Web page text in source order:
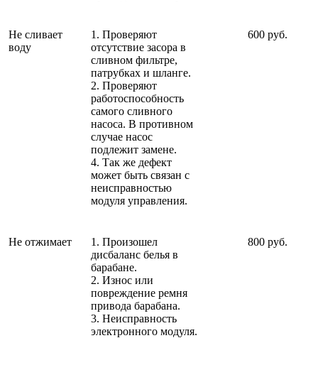
Не сливает
воду
1. Проверяют
отсутствие засора в
сливном фильтре,
патрубках и шланге.
2. Проверяют
работоспособность
самого сливного
насоса. В противном
случае насос
подлежит замене.
4. Так же дефект
может быть связан с
неисправностью
модуля управления.
600 руб.
Не отжимает
1. Произошел
дисбаланс белья в
барабане.
2. Износ или
повреждение ремня
привода барабана.
3. Неисправность
электронного модуля.
800 руб.